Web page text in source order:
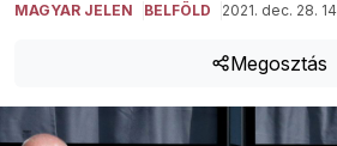
MAGYAR JELEN BELFÖLD 2021. dec. 28.
Megosztás